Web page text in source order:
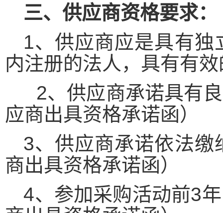
三、供应商资格要求：
1、供应商应是具有
内注册的法人，具有有
2、 供应商承诺具有
应商出具资格承诺函）
3、供应商承诺依法缴
商出具资格承诺函）
4、 参加采购活动前3